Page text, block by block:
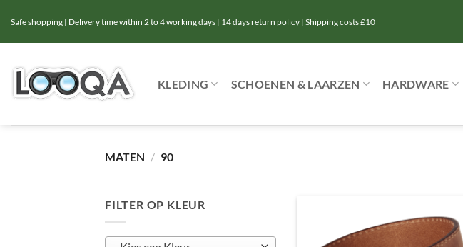
naar
inhoud
Safe shopping | Delivery time within 2 to 4 working days | 14 days return policy | Shipping costs £10
KLEDING SCHOENEN & LAARZEN HARDWARE
MATEN / 90
FILTER OP KLEUR
Toevoegen
aan